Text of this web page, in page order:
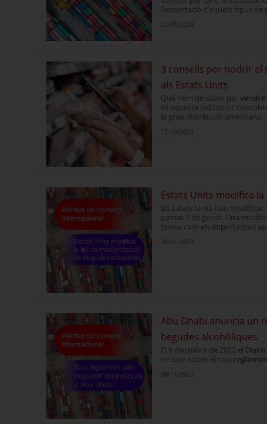
l'exportació d'aquest tipus de
21/05/2024
3 consells per nodrir
als Estats Units
Què hem de saber per
és aquesta indústria?
la gran distribució americana.
17/10/2023
Estats Units modifica
Els Estats Units han
passat 1 de gener. Una
forma com els importadors
26/01/2023
Abu Dhabi anuncia un
begudes alcohòliques
El 6 d’octubre de 2022 el
circular sobre el nou
08/11/2022